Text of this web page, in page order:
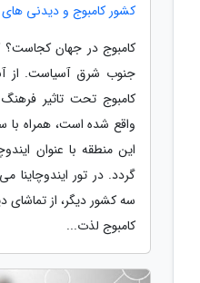
کشور کامبوج و دیدنی
کامبوج در جهان کجاست؟
جنوب شرق آسیاست. از
کامبوج تحت تاثیر
واقع شده است، همراه با
این منطقه با عنوان
گردد. در تور ایندوچاینا
سه کشور دیگر، از
کامبوج لذت...